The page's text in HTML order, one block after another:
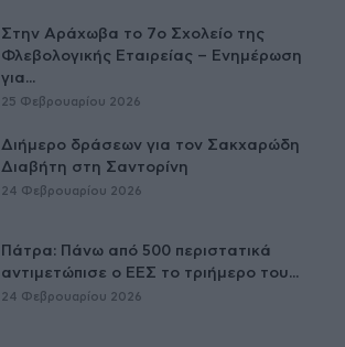
Στην Αράχωβα το 7ο Σχολείο της
Φλεβολογικής Εταιρείας – Ενημέρωση
για...
25 Φεβρουαρίου 2026
Διήμερο δράσεων για τον Σακχαρώδη
Διαβήτη στη Σαντορίνη
24 Φεβρουαρίου 2026
Πάτρα: Πάνω από 500 περιστατικά
αντιμετώπισε ο ΕΕΣ το τριήμερο του...
24 Φεβρουαρίου 2026